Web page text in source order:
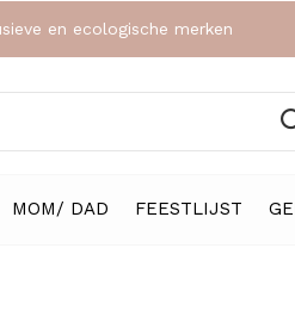
MOM/ DAD FEESTLIJST
en ecologische merken